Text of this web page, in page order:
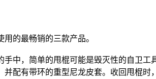
的最畅销的三款产品。
中，简单的甩棍可能是毁灭性的自卫
配有带环的重型尼龙皮套。收回甩棍时